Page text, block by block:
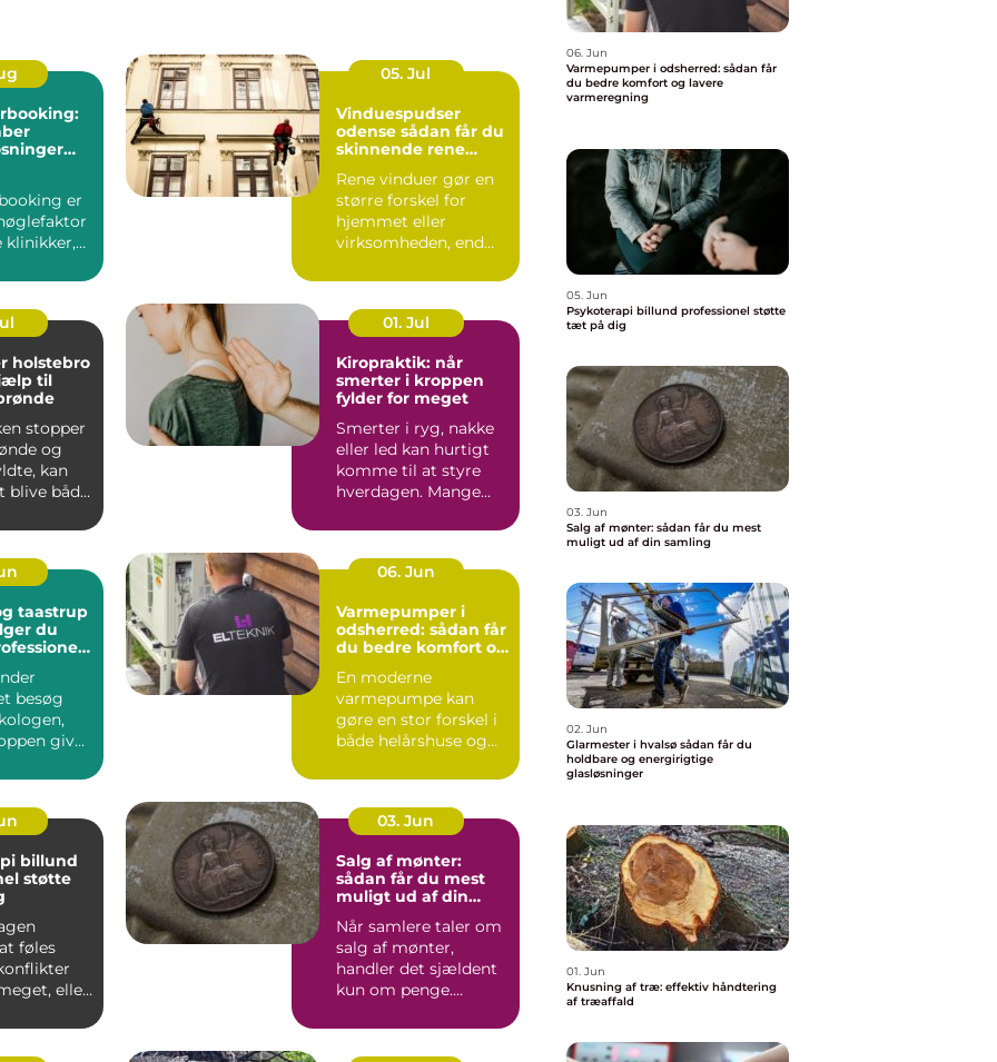
er
klinikker,
05. Jul
Vinduespudser
odense sådan får du
skinnende rene
Rene vinduer gør en
større forskel for
hjemmet eller
virksomheden, end
Lysindfaldet bliv...
holstebro
til
stopper
og
kan
blive både
01. Jul
Kiropraktik: når
smerter i kroppen
fylder for meget
Smerter i ryg, nakke
eller led kan hurtigt
komme til at styre
hverdagen. Mange
taastrup
du
besøg
giver
06. Jun
Varmepumper i
odsherred: sådan får
du bedre komfort og
En moderne
varmepumpe kan
gøre en stor forskel i
både helårshuse og
Odsherred. Mange
væ...
billund
støtte
føles
eller
03. Jun
Salg af mønter:
sådan får du mest
muligt ud af din
Når samlere taler om
salg af mønter,
handler det sjældent
kun om penge.
historie, hånd...
06. Jun
Varmepumper i odsherred: sådan får
du bedre komfort og lavere
varmeregning
05. Jun
Psykoterapi billund professionel støtte
tæt på dig
03. Jun
Salg af mønter: sådan får du mest
muligt ud af din samling
02. Jun
Glarmester i hvalsø sådan får du
holdbare og energirigtige
glasløsninger
01. Jun
Knusning af træ: effektiv håndtering
af træaffald